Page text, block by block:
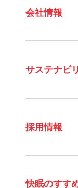
会社情報
サステナビ
採用情報
快眠のすす